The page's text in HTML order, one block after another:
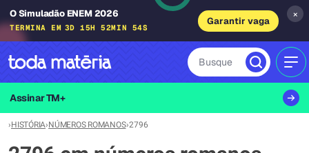
O Simuladão ENEM 2026
TERMINA EM 3D 15H 52MIN 54S
Garantir vaga
×
Busque
Assinar TM+
›HISTÓRIA›NÚMEROS ROMANOS›2796